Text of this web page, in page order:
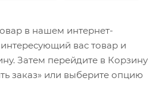
в нашем интернет-
вас товар и
Затем перейдите в Корзину
заказ» или выберите опцию